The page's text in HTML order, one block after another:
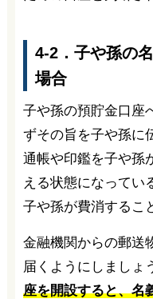
4-2．子や孫の
場合
子や孫の預貯金口座
ずその旨を子や孫に
通帳や印鑑を子や孫
える状態になってい
子や孫が費消するこ
金融機関からの郵送
届くようにしましょ
座を開設すると、名